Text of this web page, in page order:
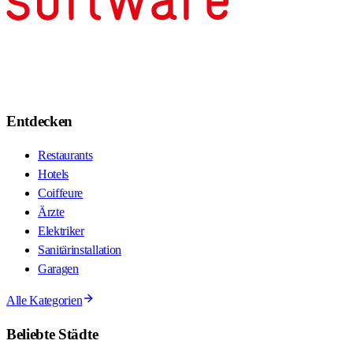
Entdecken
Restaurants
Hotels
Coiffeure
Ärzte
Elektriker
Sanitärinstallation
Garagen
Alle Kategorien
Beliebte Städte